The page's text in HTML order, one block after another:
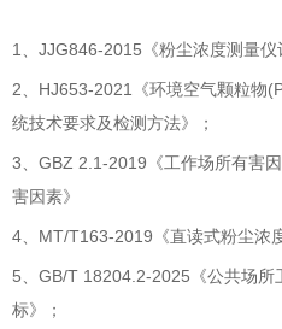
1、JJG846-2015《粉尘浓度测量仪
2、HJ653-2021《环境空气颗粒物
统技术要求及检测方法》；
3、 GBZ 2.1-2019《工作场所有害
害因素》
4、MT/T163-2019《直读式粉尘浓
5、GB/T 18204.2-2025《公共场
标》；